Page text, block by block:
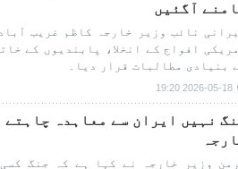
آگئیں
نائب وزیر خارجہ کاظم غریب
افواج کے انخلا، پابندیوں کے
بنیادی مطالبات قرار دیا۔
2026-05-18 19:20
نہیں ایران سے معاہدہ چاہتے
وزیر خارجہ نے کہا ہے کہ جنگ